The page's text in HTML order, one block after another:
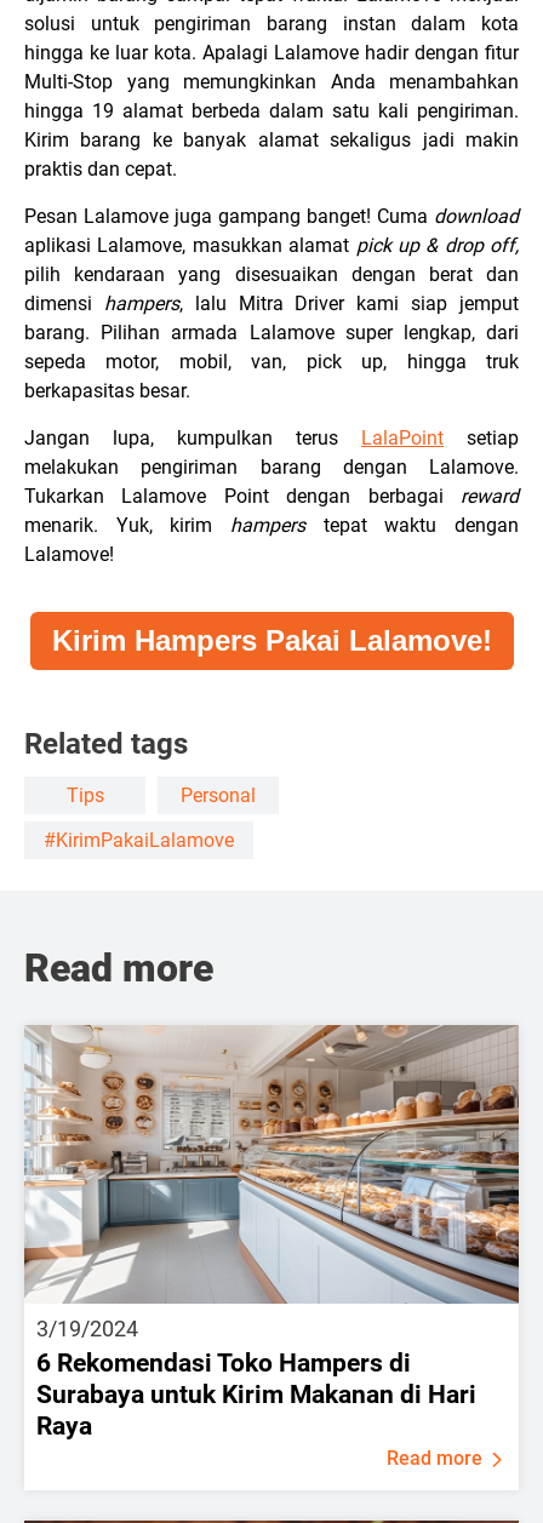
solusi untuk pengiriman barang instan dalam kota
hingga ke luar kota. Apalagi Lalamove hadir dengan fitur
Multi-Stop yang memungkinkan Anda menambahkan
hingga 19 alamat berbeda dalam satu kali pengiriman.
Kirim barang ke banyak alamat sekaligus jadi makin
praktis dan cepat.
Pesan Lalamove juga gampang banget! Cuma download
aplikasi Lalamove, masukkan alamat pick up & drop off,
pilih kendaraan yang disesuaikan dengan berat dan
dimensi hampers, lalu Mitra Driver kami siap jemput
barang. Pilihan armada Lalamove super lengkap, dari
sepeda motor, mobil, van, pick up, hingga truk
berkapasitas besar.
Jangan lupa, kumpulkan terus LalaPoint setiap
melakukan pengiriman barang dengan Lalamove.
Tukarkan Lalamove Point dengan berbagai reward
menarik. Yuk, kirim hampers tepat waktu dengan
Lalamove!
Kirim Hampers Pakai Lalamove!
Related tags
Tips
Personal
#KirimPakaiLalamove
Read more
3/19/2024
6 Rekomendasi Toko Hampers di
Surabaya untuk Kirim Makanan di Hari
Raya
Read more